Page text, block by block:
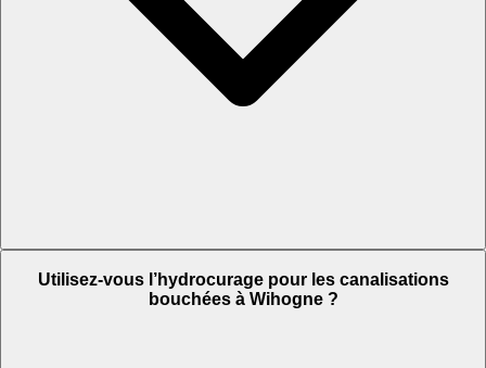
Utilisez-vous l’hydrocurage pour les canalisations
bouchées à Wihogne ?